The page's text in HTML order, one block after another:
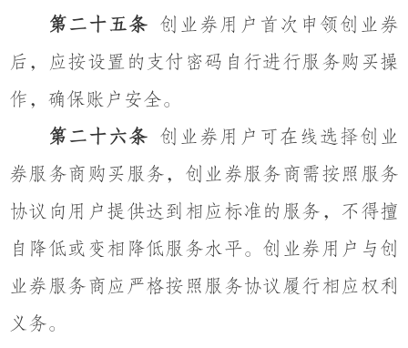
第二十五条 创业券用户首次申领创业券
后，应按设置的支付密码自行进行服务购买操
作，确保账户安全。
第二十六条 创业券用户可在线选择创业
券服务商购买服务，创业券服务商需按照服务
协议向用户提供达到相应标准的服务，不得擅
自降低或变相降低服务水平。创业券用户与创
业券服务商应严格按照服务协议履行相应权利
义务。